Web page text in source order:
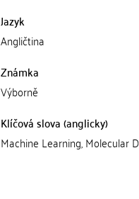
Jazyk
Angličtina
Známka
Výborně
Klíčová slova (anglicky)
Machine Learning, Molecular